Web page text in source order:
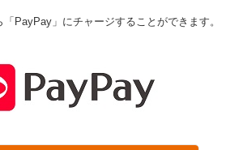
PayPay」にチャージすることができます。